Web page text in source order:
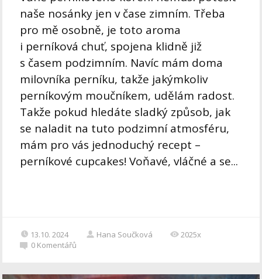
naše nosánky jen v čase zimním. Třeba
pro mě osobně, je toto aroma
i perníková chuť, spojena klidně již
s časem podzimním. Navíc mám doma
milovníka perníku, takže jakýmkoliv
perníkovým moučníkem, udělám radost.
Takže pokud hledáte sladký způsob, jak
se naladit na tuto podzimní atmosféru,
mám pro vás jednoduchý recept –
perníkové cupcakes! Voňavé, vláčné a se...
13.10. 2024 Hana Součková
2025x
0 Komentářů